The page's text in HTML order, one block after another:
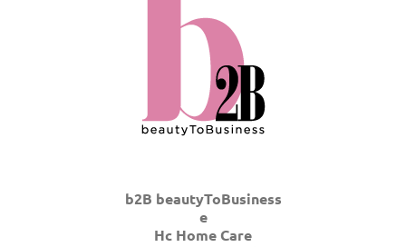
b2B beautyToBusiness
e
Hc Home Care